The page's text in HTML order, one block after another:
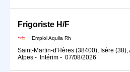
Frigoriste H/F
Emploi Aquila Rh
Saint-Martin-d'Hères (38400), Isère
Alpes - Intérim - 07/08/2026